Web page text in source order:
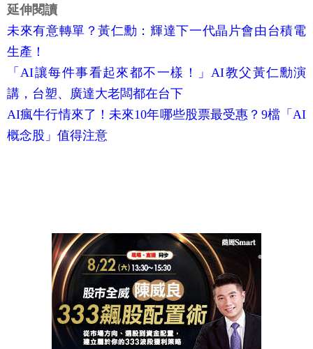
延伸閱讀
未來有意轉單？黃仁勳：輝達下一代晶片會由台積電
生產！
「AI讓每件事看起來都不一樣！」AI教父黃仁勳演
講，台塑、廣達大老闆都在台下
AI瘋牛行情來了！未來10年哪些股票最受惠？9檔「AI
概念股」值得注意